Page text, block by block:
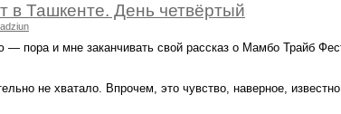
в Ташкенте. День четвёртый
— пора и мне заканчивать свой рассказ о Мамбо Трайб
не хватало. Впрочем, это чувство, наверное,